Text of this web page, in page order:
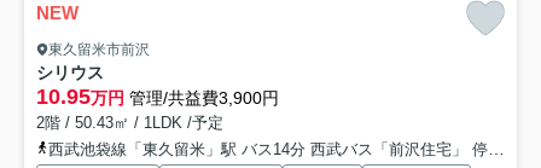
NEW
東久留米市前沢
シリウス
10.95万円 管理/共益費3,900円
2階 / 50.43㎡ / 1LDK /予定
西武池袋線「東久留米」駅 バス14分 西武バス「前沢住宅」 停歩7分